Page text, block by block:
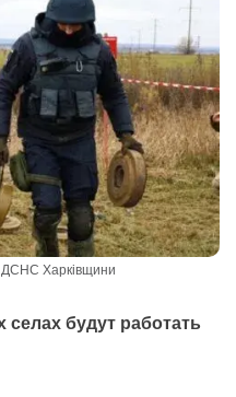
ДСНС Харківщини
селах будут работать